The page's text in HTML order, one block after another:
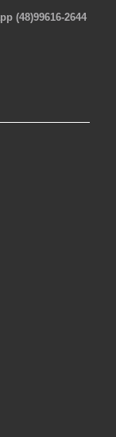
(48)99616-2644